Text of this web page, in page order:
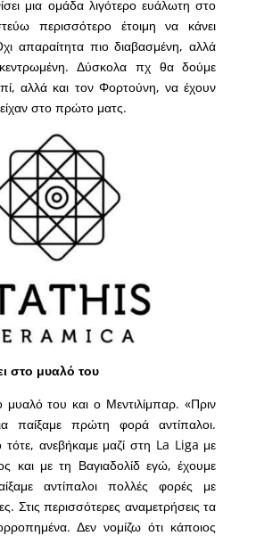
μια ομάδα λιγότερο ευάλωτη στο
περισσότερο έτοιμη να κάνει
απαραίτητα πιο διαβασμένη, αλλά
Δύσκολα πχ θα δούμε
αλλά και τον Φορτούνη, να έχουν
στο πρώτο ματς.
στο μυαλό του
μυαλό του και ο Μεντιλίμπαρ. «Πριν
παίξαμε πρώτη φορά αντίπαλοι.
τότε, ανεβήκαμε μαζί στη La Liga με
και με τη Βαγιαδολίδ εγώ, έχουμε
αντίπαλοι πολλές φορές με
Στις περισσότερες αναμετρήσεις τα
Δεν νομίζω ότι κάποιος